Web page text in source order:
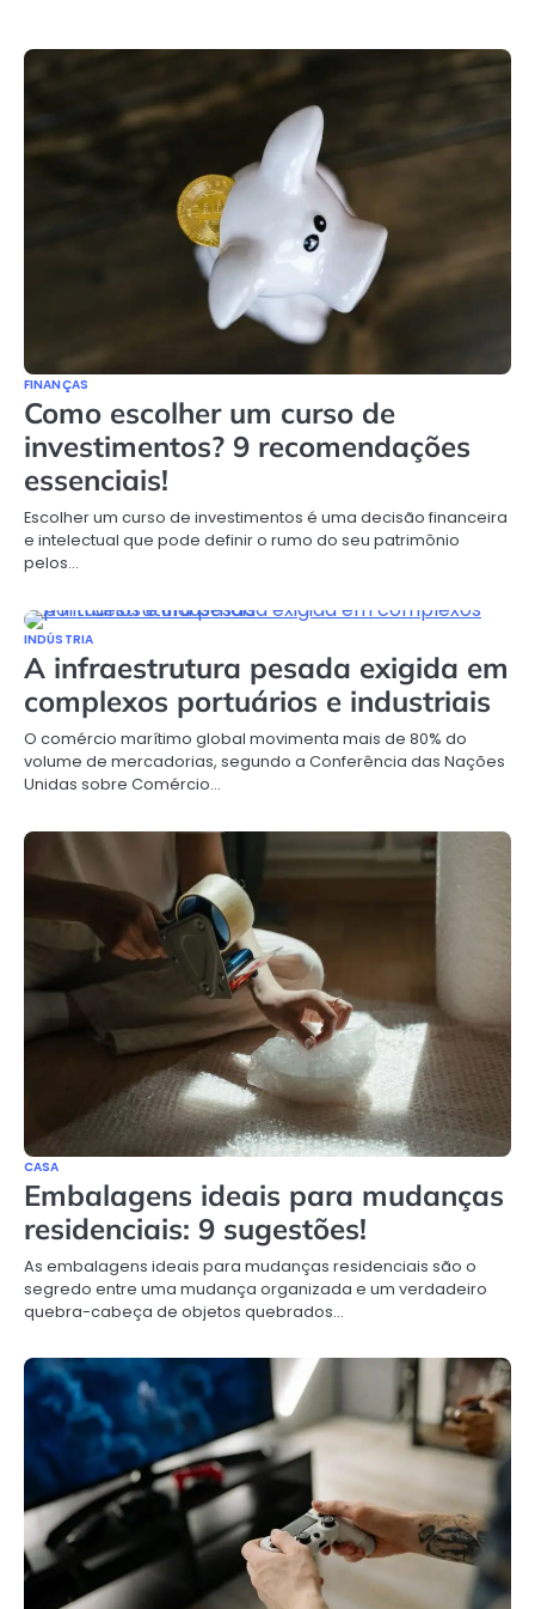
FINANÇAS
Como escolher um curso de
investimentos? 9 recomendações
essenciais!
Escolher um curso de investimentos é uma decisão financeira
e intelectual que pode definir o rumo do seu patrimônio
pelos…
INDÚSTRIA
A infraestrutura pesada exigida em
complexos portuários e industriais
O comércio marítimo global movimenta mais de 80% do
volume de mercadorias, segundo a Conferência das Nações
Unidas sobre Comércio…
CASA
Embalagens ideais para mudanças
residenciais: 9 sugestões!
As embalagens ideais para mudanças residenciais são o
segredo entre uma mudança organizada e um verdadeiro
quebra-cabeça de objetos quebrados…